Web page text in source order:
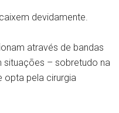
devidamente.
através de bandas
situações – sobretudo na
opta pela cirurgia